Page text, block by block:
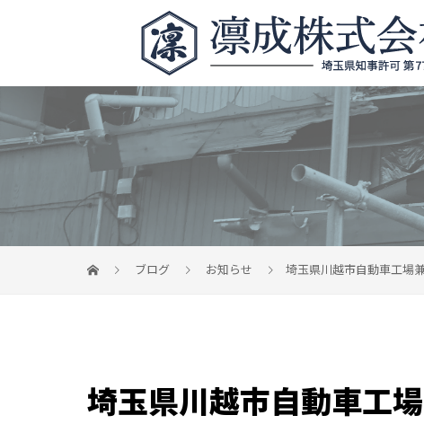
ブログ お知らせ 埼玉県川越市自動車工場
埼玉県川越市自動車工